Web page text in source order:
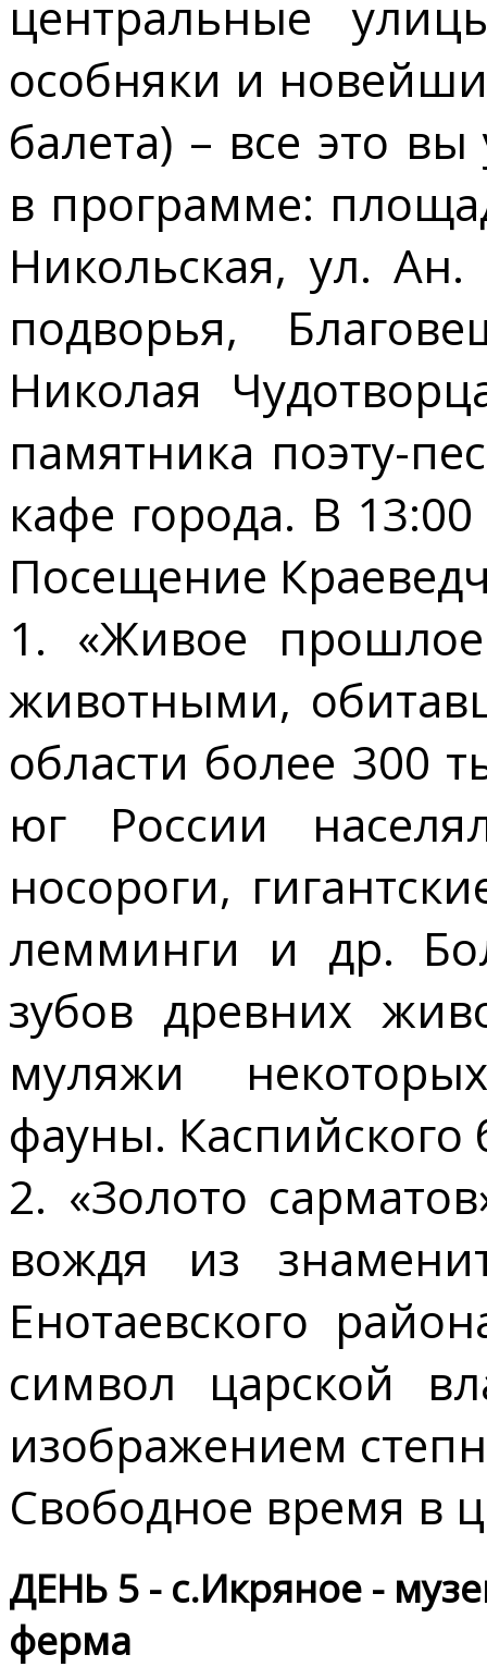
центральные
особняки и
балета) – все это
в программе:
Никольская, ул. Ан.
подворья,
Николая
памятника поэту-
кафе города. В
Посещение
1. «Живое
животными,
области более 300
юг России
носороги,
лемминги и др.
зубов древних
муляжи
фауны. Каспийского
2. «Золото
вождя из
Енотаевского
символ царской
изображением
Свободное время в
ДЕНЬ 5 - с.Икряное -
ферма